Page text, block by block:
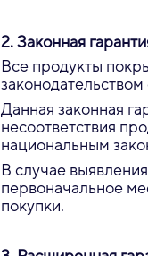
2. Законная
Все продукты
Данная законная
несоответствия
национальным
В случае
первоначальное
покупки.